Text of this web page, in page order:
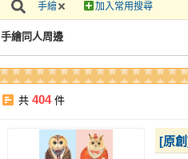
手繪 加入常用搜尋
手繪同人周邊
共 404件
[原